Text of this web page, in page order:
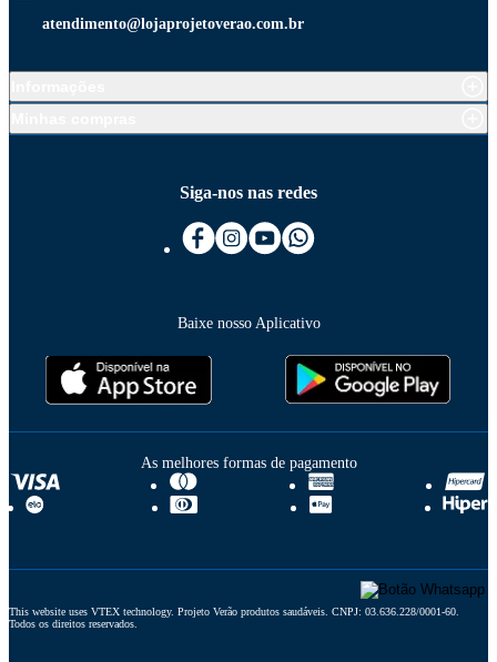
atendimento@lojaprojetoverao.com.br
Siga-nos nas redes
Baixe nosso Aplicativo
As melhores formas de pagamento
This website uses VTEX technology. Projeto Verão produtos saudáveis. CNPJ: 03.636.228/0001-60.
Todos os direitos reservados.